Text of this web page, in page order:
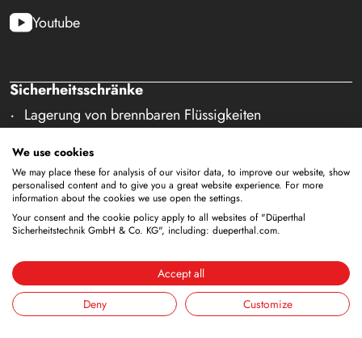
Youtube
Sicherheitsschränke
Lagerung von brennbaren Flüssigkeiten
Lagerung von Batterien
Lagerung zur Versorgung
Lagerung von Druckgasflaschen
Lagerung mit integrierter Entsorgung
Gekühlte Lagerung
Kombinierte Lagerung
Lagerung in Reinräumen
Lagerung von nicht brennbaren Medien
Galerie Zubehör
We use cookies
We may place these for analysis of our visitor data, to improve our website, show
personalised content and to give you a great website experience. For more
information about the cookies we use open the settings.
Your consent and the cookie policy apply to all websites of "Düperthal
Sicherheitstechnik GmbH & Co. KG", including: dueperthal.com.
Accept all
Deny
Customize